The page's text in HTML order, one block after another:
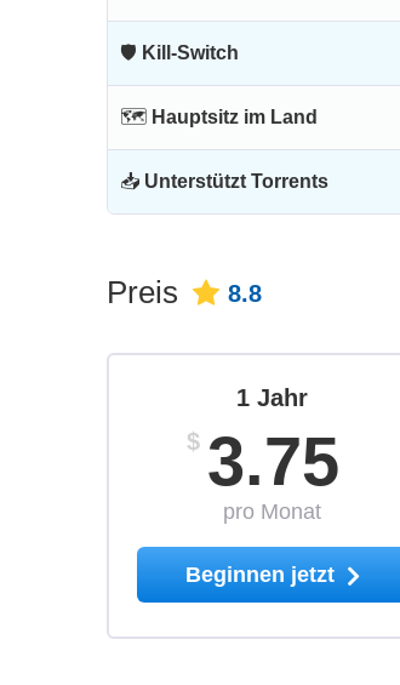
🛡 Kill-Switch
🗺 Hauptsitz im Land
📥 Unterstützt Torrents
Preis 8.8
1 Jahr
$ 3.75
pro Monat
Beginnen jetzt